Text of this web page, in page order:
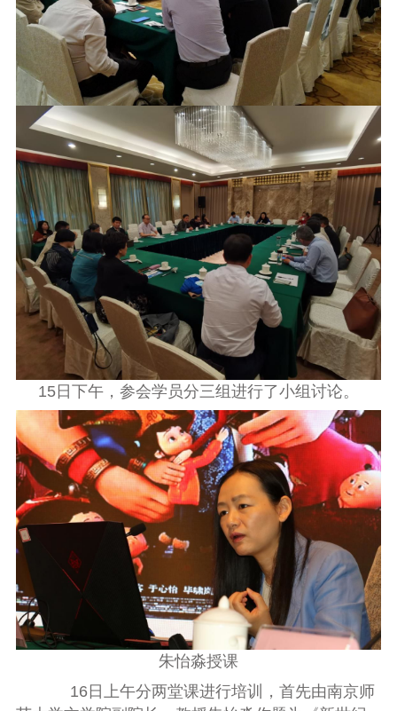
15日下午，参会学员分三组进行了小组讨论。
朱怡淼授课
16日上午分两堂课进行培训，首先由南京师